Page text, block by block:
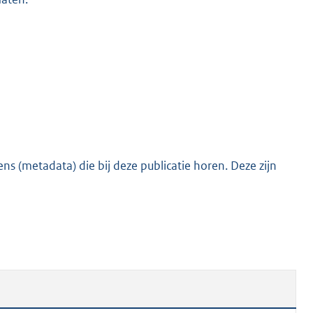
(metadata) die bij deze publicatie horen. Deze zijn